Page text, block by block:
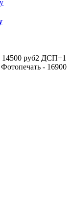
руб2 ДСП+1
- 16900